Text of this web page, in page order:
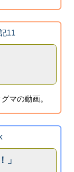
11
マの動画。
」